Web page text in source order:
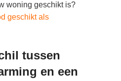
woning geschikt is?
geschikt als
tussen
en een